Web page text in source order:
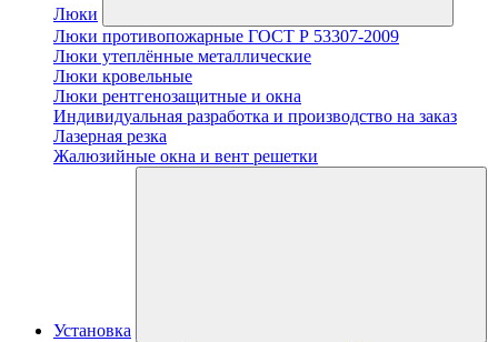
Люки
Люки противопожарные ГОСТ Р 53307-2009
Люки утеплённые металлические
Люки кровельные
Люки рентгенозащитные и окна
Индивидуальная разработка и производство на заказ
Лазерная резка
Жалюзийные окна и вент решетки
Установка